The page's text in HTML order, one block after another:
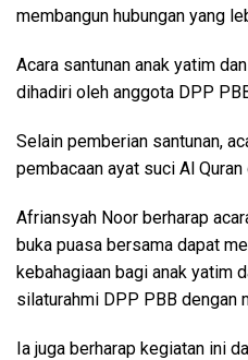
membangun hubungan yang
Acara santunan anak yatim
dihadiri oleh anggota DPP
Selain pemberian santunan,
pembacaan ayat suci Al Quran
Afriansyah Noor berharap
buka puasa bersama dapat
kebahagiaan bagi anak yatim
silaturahmi DPP PBB dengan
Ia juga berharap kegiatan ini